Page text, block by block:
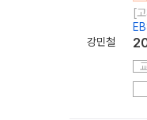
강민철
[